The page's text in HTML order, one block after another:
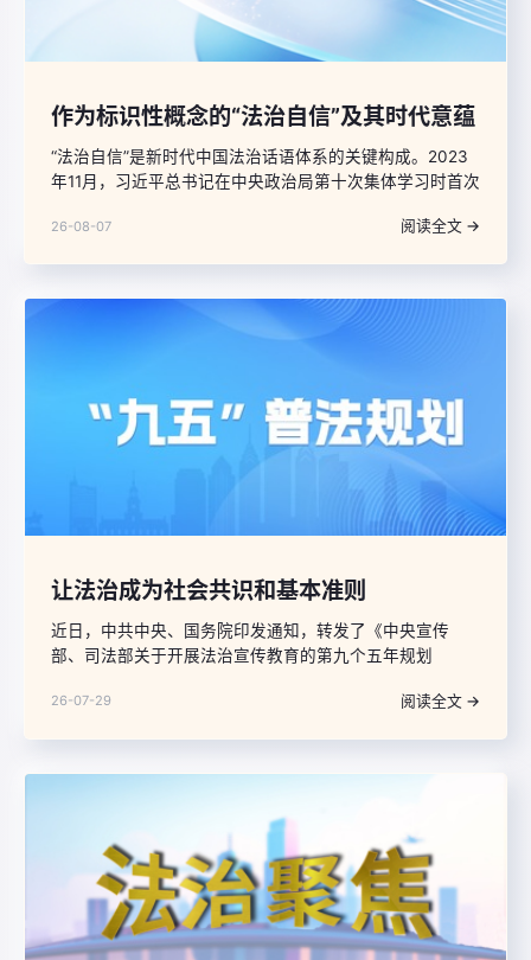
作为标识性概念的“法治自信”及其时代意蕴
“法治自信”是新时代中国法治话语体系的关键构成。2023
年11月，习近平总书记在中央政治局第十次集体学习时首次
会第九次全国会员代表大会时进一步强调，“广大法学法律
义法治道路、理论、制度、文化的整体性确信，标志着我
国法治建设已超越单纯治理范式的演进，实现了从制度构
26-08-07 阅读全文 →
让法治成为社会共识和基本准则
近日，中共中央、国务院印发通知，转发了《中央宣传
部、司法部关于开展法治宣传教育的第九个五年规划
法作了全面部署。
26-07-29 阅读全文 →